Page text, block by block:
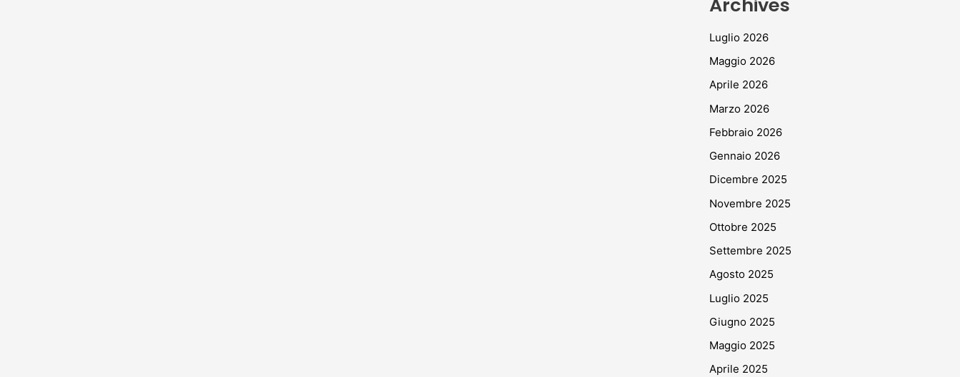
Luglio 2026
Maggio 2026
Aprile 2026
Marzo 2026
Febbraio 2026
Gennaio 2026
Dicembre 2025
Novembre 2025
Ottobre 2025
Settembre 2025
Agosto 2025
Luglio 2025
Giugno 2025
Maggio 2025
Aprile 2025